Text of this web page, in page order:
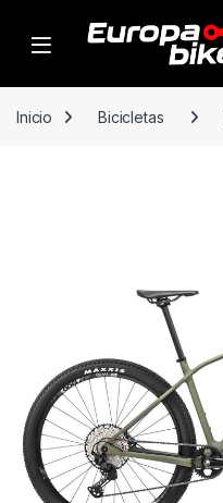
Open
Inicio Bicicletas